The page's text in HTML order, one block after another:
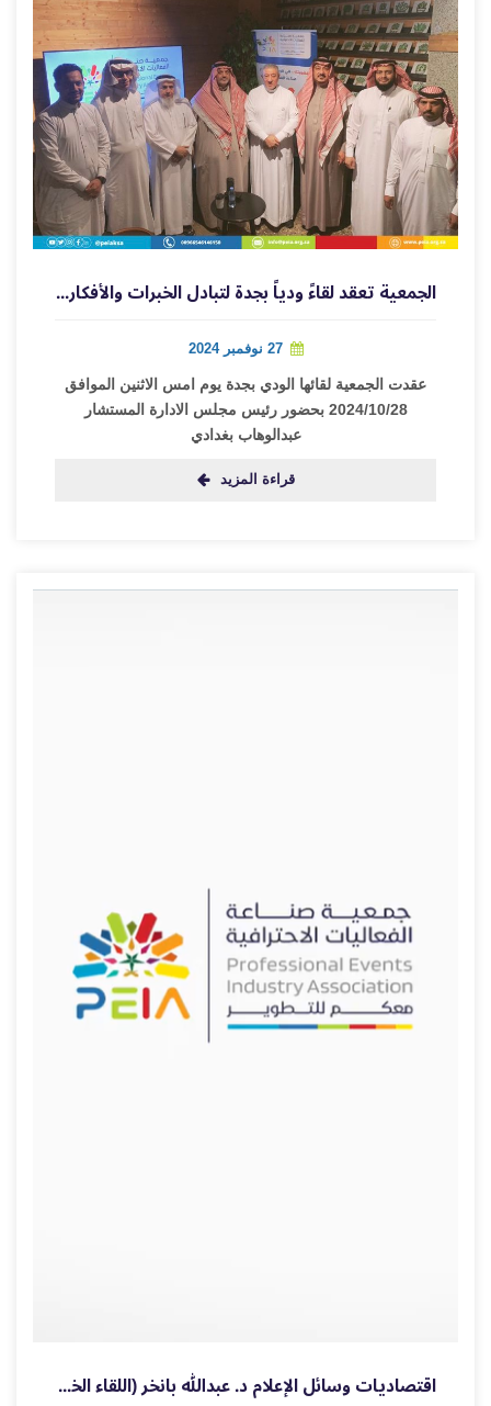
الجمعية تعقد لقاءً ودياً بجدة لتبادل الخبرات والأفكار بحضور نخبة من المهتمين
27 نوفمبر 2024
عقدت الجمعية لقائها الودي بجدة يوم امس الاثنين الموافق
2024/10/28 بحضور رئيس مجلس الادارة المستشار
عبدالوهاب بغدادي
قراءة المزيد
اقتصاديات وسائل الإعلام د. عبدالله بانخر (اللقاء الخامس عشر )